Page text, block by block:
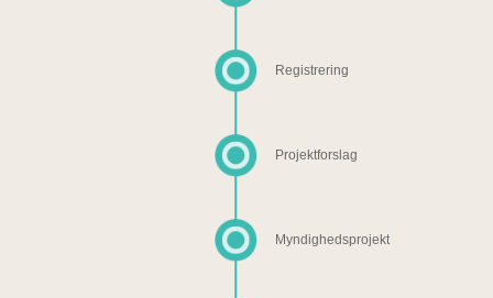
Registrering
Projektforslag
Myndighedsprojekt